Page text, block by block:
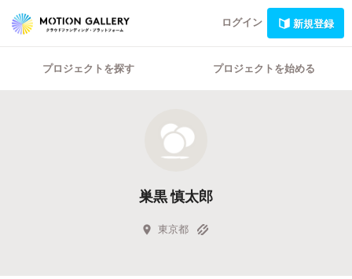
ログイン 新規登録
プロジェクトを探す プロジェクトを始める
巣黒 慎太郎
東京都